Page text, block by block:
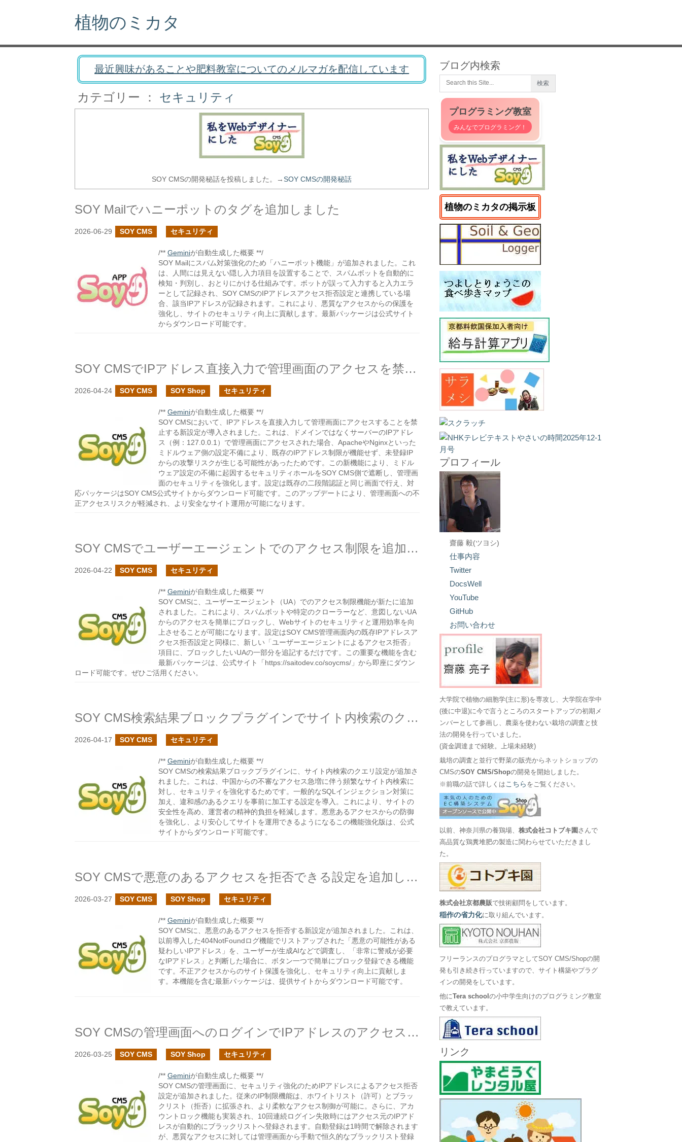
植物のミカタ
最近興味があることや肥料教室についてのメルマガを配信しています
カテゴリー ： セキュリティ
SOY CMSの開発秘話を投稿しました。→SOY CMSの開発秘話
SOY Mailでハニーポットのタグを追加しました
2026-06-29 SOY CMS セキュリティ
/** Geminiが自動生成した概要 **/
SOY Mailにスパム対策強化のため「ハニーポット機能」が追加されました。これ
は、人間には見えない隠し入力項目を設置することで、スパムボットを自動的に
検知・判別し、おとりにかける仕組みです。ボットが誤って入力すると入力エラ
ーとして記録され、SOY CMSのIPアドレスアクセス拒否設定と連携している場
合、該当IPアドレスが記録されます。これにより、悪質なアクセスからの保護を
強化し、サイトのセキュリティ向上に貢献します。最新パッケージは公式サイト
からダウンロード可能です。
SOY CMSでIPアドレス直接入力で管理画面のアクセスを禁止する設定を設けました。
2026-04-24 SOY CMS SOY Shop セキュリティ
/** Geminiが自動生成した概要 **/
SOY CMSにおいて、IPアドレスを直接入力して管理画面にアクセスすることを禁
止する新設定が導入されました。これは、ドメインではなくサーバーのIPアドレ
ス（例：127.0.0.1）で管理画面にアクセスされた場合、ApacheやNginxといった
ミドルウェア側の設定不備により、既存のIPアドレス制限が機能せず、未登録IP
からの攻撃リスクが生じる可能性があったためです。この新機能により、ミドル
ウェア設定の不備に起因するセキュリティホールをSOY CMS側で遮断し、管理画
面のセキュリティを強化します。設定は既存の二段階認証と同じ画面で行え、対
応パッケージはSOY CMS公式サイトからダウンロード可能です。このアップデートにより、管理画面への不
正アクセスリスクが軽減され、より安全なサイト運用が可能になります。
SOY CMSでユーザーエージェントでのアクセス制限を追加しました
2026-04-22 SOY CMS セキュリティ
/** Geminiが自動生成した概要 **/
SOY CMSに、ユーザーエージェント（UA）でのアクセス制限機能が新たに追加
されました。これにより、スパムボットや特定のクローラーなど、意図しないUA
からのアクセスを簡単にブロックし、Webサイトのセキュリティと運用効率を向
上させることが可能になります。設定はSOY CMS管理画面内の既存IPアドレスア
クセス拒否設定と同様に、新しい「ユーザーエージェントによるアクセス拒否」
項目に、ブロックしたいUAの一部分を追記するだけです。この重要な機能を含む
最新パッケージは、公式サイト「https://saitodev.co/soycms/」から即座にダウン
ロード可能です。ぜひご活用ください。
SOY CMS検索結果ブロックプラグインでサイト内検索のクエリの設定を追加しました
2026-04-17 SOY CMS セキュリティ
/** Geminiが自動生成した概要 **/
SOY CMSの検索結果ブロックプラグインに、サイト内検索のクエリ設定が追加さ
れました。これは、中国からの不審なアクセス急増に伴う頻繁なサイト内検索に
対し、セキュリティを強化するためです。一般的なSQLインジェクション対策に
加え、違和感のあるクエリを事前に加工する設定を導入。これにより、サイトの
安全性を高め、運営者の精神的負担を軽減します。悪意あるアクセスからの防御
を強化し、より安心してサイトを運用できるようになるこの機能強化版は、公式
サイトからダウンロード可能です。
SOY CMSで悪意のあるアクセスを拒否できる設定を追加しました
2026-03-27 SOY CMS SOY Shop セキュリティ
/** Geminiが自動生成した概要 **/
SOY CMSに、悪意のあるアクセスを拒否する新設定が追加されました。これは、
以前導入した404NotFoundログ機能でリストアップされた「悪意の可能性がある
疑わしいIPアドレス」を、ユーザーが生成AIなどで調査し、「非常に警戒が必要
なIPアドレス」と判断した場合に、ボタン一つで簡単にブロック登録できる機能
です。不正アクセスからのサイト保護を強化し、セキュリティ向上に貢献しま
す。本機能を含む最新パッケージは、提供サイトからダウンロード可能です。
SOY CMSの管理画面へのログインでIPアドレスのアクセス拒否設定を追加しました
2026-03-25 SOY CMS SOY Shop セキュリティ
/** Geminiが自動生成した概要 **/
SOY CMSの管理画面に、セキュリティ強化のためIPアドレスによるアクセス拒否
設定が追加されました。従来のIP制限機能は、ホワイトリスト（許可）とブラッ
クリスト（拒否）に拡張され、より柔軟なアクセス制御が可能に。さらに、アカ
ウントロック機能も実装され、10回連続ログイン失敗時にはアクセス元のIPアド
レスが自動的にブラックリストへ登録されます。自動登録は1時間で解除されます
が、悪質なアクセスに対しては管理画面から手動で恒久的なブラックリスト登録
ブログ内検索
プログラミング教室
みんなでプログラミング！
植物のミカタの掲示板
プロフィール
齋藤 毅(ツヨシ)
仕事内容
Twitter
DocsWell
YouTube
GitHub
お問い合わせ
大学院で植物の細胞学(主に形)を専攻し、大学院在学中
(後に中退)に今で言うところのスタートアップの初期メ
ンバーとして参画し、農薬を使わない栽培の調査と技
法の開発を行っていました。
(資金調達まで経験。上場未経験)
栽培の調査と並行で野菜の販売からネットショップの
CMSのSOY CMS/Shopの開発を開始しました。
※前職の話で詳しくは こちら をご覧ください。
以前、神奈川県の養鶏場、株式会社コトブキ園 さんで
高品質な鶏糞堆肥の製造に関わらせていただきまし
た。
株式会社京都農販で技術顧問をしています。
稲作の省力化に取り組んでいます。
フリーランスのプログラマとしてSOY CMS/Shopの開
発も引き続き行っていますので、サイト構築やプラグ
インの開発をしています。
他にTera schoolの小中学生向けのプログラミング教室
で教えています。
リンク